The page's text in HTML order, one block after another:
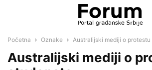
Početna Oznake Australijski mediji o protestu
Australijski mediji o